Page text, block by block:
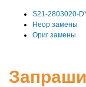
S21-2803020-
Неор замены
Ориг замены